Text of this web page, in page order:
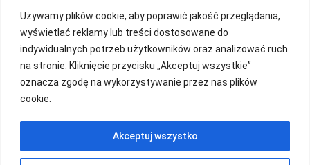
Używamy plików cookie, aby poprawić jakość przeglądania,
wyświetlać reklamy lub treści dostosowane do
indywidualnych potrzeb użytkowników oraz analizować ruch
na stronie. Kliknięcie przycisku „Akceptuj wszystkie”
oznacza zgodę na wykorzystywanie przez nas plików
cookie.
Akceptuj wszystko
Martyna Wojciechowska
Relacja zdjęciowa 25.09.2024r (cz.2)
Wywiady z uczestnikami
FUNDACJA KOLOROWO